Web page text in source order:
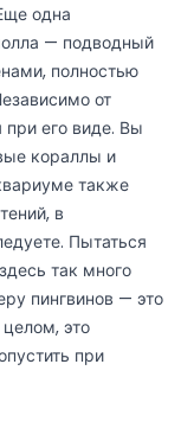
одна
— подводный
полностью
от
при его виде. Вы
кораллы и
также
в
Пытаться
так много
пингвинов — это
это
при